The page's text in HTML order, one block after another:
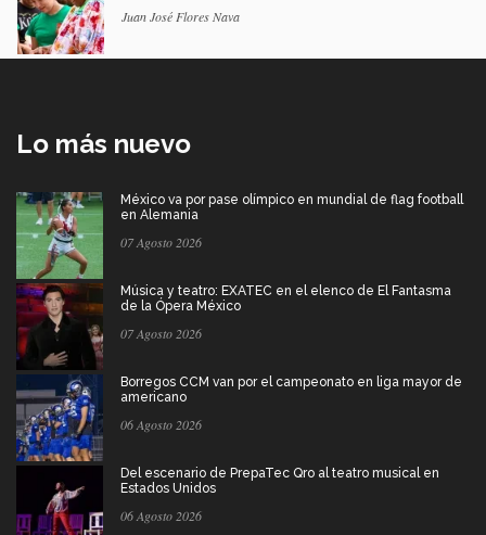
Juan José Flores Nava
Lo más nuevo
México va por pase olímpico en mundial de flag football
en Alemania
07 Agosto 2026
Música y teatro: EXATEC en el elenco de El Fantasma
de la Ópera México
07 Agosto 2026
Borregos CCM van por el campeonato en liga mayor de
americano
06 Agosto 2026
Del escenario de PrepaTec Qro al teatro musical en
Estados Unidos
06 Agosto 2026